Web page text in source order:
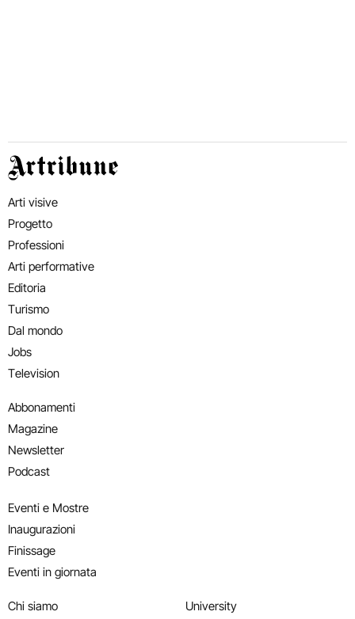
Artribune
Arti visive
Progetto
Professioni
Arti performative
Editoria
Turismo
Dal mondo
Jobs
Television
Abbonamenti
Magazine
Newsletter
Podcast
Eventi e Mostre
Inaugurazioni
Finissage
Eventi in giornata
Chi siamo
University